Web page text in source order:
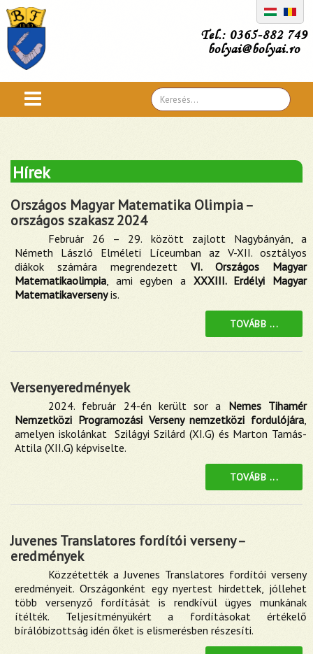
Tel.: 0365-882 749
bolyai@bolyai.ro
Search
...
Hírek
Országos Magyar Matematika Olimpia –
országos szakasz 2024
Február 26 – 29. között zajlott Nagybányán, a
Németh László Elméleti Líceumban az V-XII. osztályos
diákok számára megrendezett VI. Országos Magyar
Matematikaolimpia, ami egyben a XXXIII. Erdélyi Magyar
Matematikaversenyis.
TOVÁBB ...
Versenyeredmények
2024. február 24-én került sor a Nemes Tihamér
Nemzetközi Programozási Verseny nemzetközi fordulójára,
amelyen iskolánkat Szilágyi Szilárd (XI.G) és Marton Tamás-
Attila (XII.G) képviselte.
TOVÁBB ...
Juvenes Translatores fordítói verseny –
eredmények
Közzétették a Juvenes Translatores fordítói verseny
eredményeit. Országonként egy nyertest hirdettek, jóllehet
több versenyző fordítását is rendkívül ügyes munkának
ítélték. Teljesítményükért a fordításokat értékelő
bírálóbizottság idén őket is elismerésben részesíti.